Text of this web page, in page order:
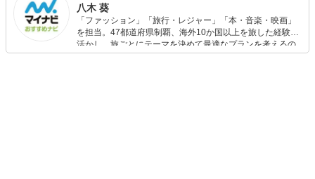
八木 葵
「ファッション」「旅行・レジャー」「本・音楽・映画」
を担当。47都道府県制覇、海外10か国以上を旅した経験を
活かし、旅ごとにテーマを決めて最適なプランを考えるの
が得意。また、アパレルショップでの販売経験もあり。誰